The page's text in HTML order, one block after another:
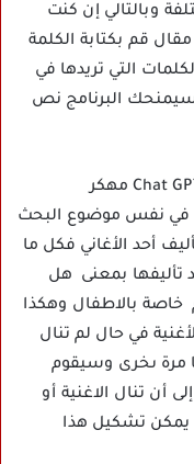
وبالتالي إن كنت
قم بكتابة الكلمة
التي تريدها في
البرنامج نص
يمكن توجيه نفس الأمر لبرنامج Chat GPT 4 Pro مهكر
في نفس موضوع البحث
أحد الأغاني فكل ما
تأليفها بمعنى هل
خاصة بالاطفال وهكذا
في حال لم تنال
مرة ىخرى وسيقوم
أن تنال الاغنية أو
يمكن تشكيل هذا